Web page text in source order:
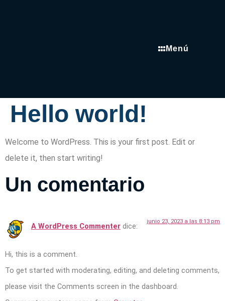
Menú
Hello world!
Welcome to WordPress. This is your first post. Edit or
delete it, then start writing!
Un comentario
A WordPress Commenter dice:
junio 23, 2023 a las 8:13 pm
Hi, this is a comment.
To get started with moderating, editing, and deleting comments,
please visit the Comments screen in the dashboard.